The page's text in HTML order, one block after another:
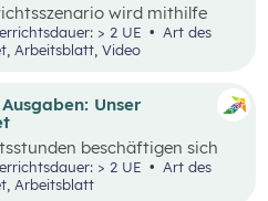
Unser
beschäftigen sich
mit den Einnahmen und
> 2 UE
Arbeitsblatt
wird mithilfe
zusätzlichem Material der
Entscheidungen und
Kinder und Jugendliche
gilt es, Bedürfnisse und
die eigenen finanziellen
berücksichtigen. Oft möchte
als man sich leisten kann und
Knappheit auf etwas
ist jedoch nicht die einzige
> 2 UE
Arbeitsblatt, Video